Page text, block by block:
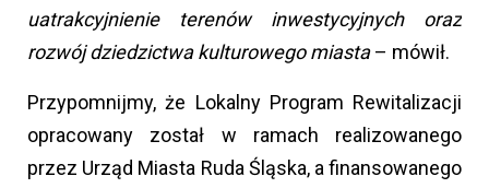
uatrakcyjnienie terenów inwestycyjnych oraz
rozwój dziedzictwa kulturowego miasta– mówił.
Przypomnijmy, że Lokalny Program Rewitalizacji
opracowany został w ramach realizowanego
przez Urząd Miasta Ruda Śląska, a finansowanego